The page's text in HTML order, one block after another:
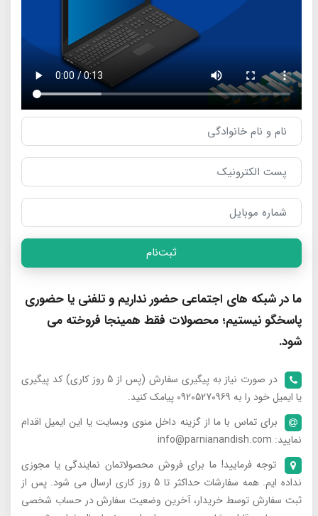
ثبت‌نام
ما در شبکه های اجتماعی حضور نداریم و تلفنی یا حضوری
پاسخگو نیستیم؛ محصولات فقط همینجا فروخته می
شود.
در صورت نیاز به پیگیری سفارش (پس از 5 روز کاری) کد پیگیری
یا ایمیل خود را به 09205270969 پیامک کنید.
برای تماس با ما از گزینه داخل منوی وبسایت یا این ایمیل اقدام
نمایید: info@parnianandish.com
توجه فرمایید! ما برای فروش محصولاتمان نمایندگی یا مجوزی
نداده ایم. همه سفارشات حداکثر تا 5 روز کاری ارسال می شود. پس از
ثبت سفارش توسط خریدار، آخرین وضعیت سفارش در حساب شخصی